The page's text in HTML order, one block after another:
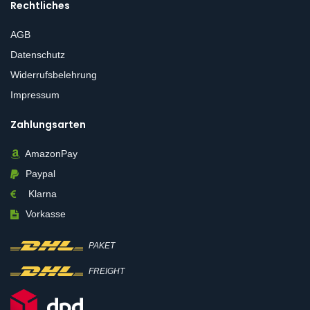
Rechtliches
AGB
Datenschutz
Widerrufsbelehrung
Impressum
Zahlungsarten
AmazonPay
Paypal
Klarna
Vorkasse
PAKET
FREIGHT